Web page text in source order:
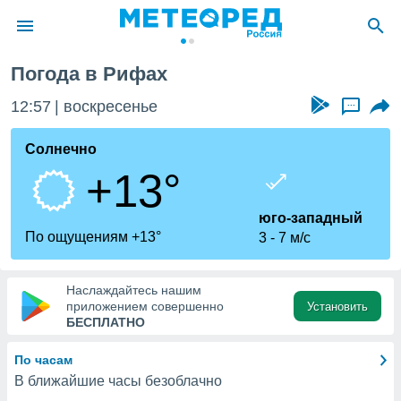
о
Вы можете
к этому
доступ
Погода в Рифах
12:57 воскресенье ...
Солнечно
+13°
По ощущениям +13°
юго-западный
3
7 м/с
Наслаждайтесь нашим
приложением совершенно
БЕСПЛАТНО
Установить
По часам
В ближайшие часы безоблачно